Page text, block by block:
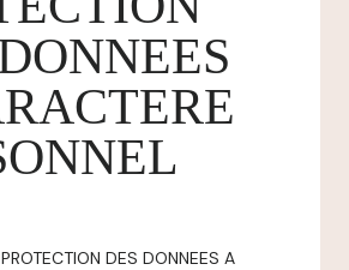
DES DONNEES A